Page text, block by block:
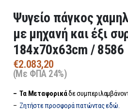
Ψυγείο πάγκος
με μηχανή και έξι
184x70x63cm / 8586
€2.083,20
(Με ΦΠΑ 24%)
– Τα Μεταφορικάδε
– Ζητήστε προσφορά πατώντας εδώ.